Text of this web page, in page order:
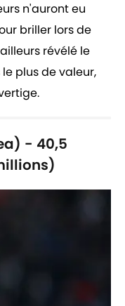
n'auront eu
briller lors de
révélé le
plus de valeur,
- 40,5